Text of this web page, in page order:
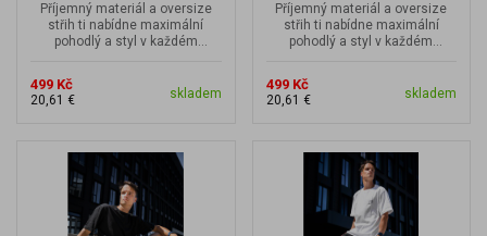
Příjemný materiál a oversize
střih ti nabídne maximální
pohodlý a styl v každém
499 Kč
20,61 € skladem
Příjemný materiál a oversize
střih ti nabídne maximální
pohodlý a styl v každém
499 Kč
20,61 € skladem